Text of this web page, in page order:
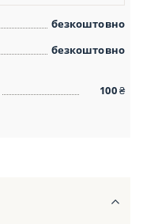
безкоштовно
безкоштовно
100₴